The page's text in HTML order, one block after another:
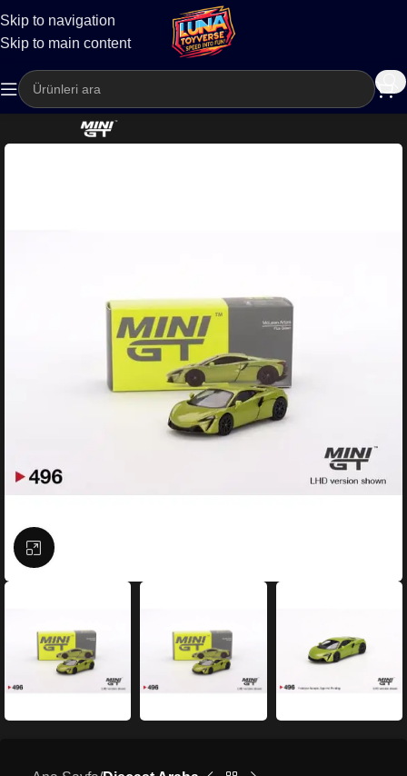
Skip to navigation
Skip to main content
Kargo
Büyütmek için tıklayın